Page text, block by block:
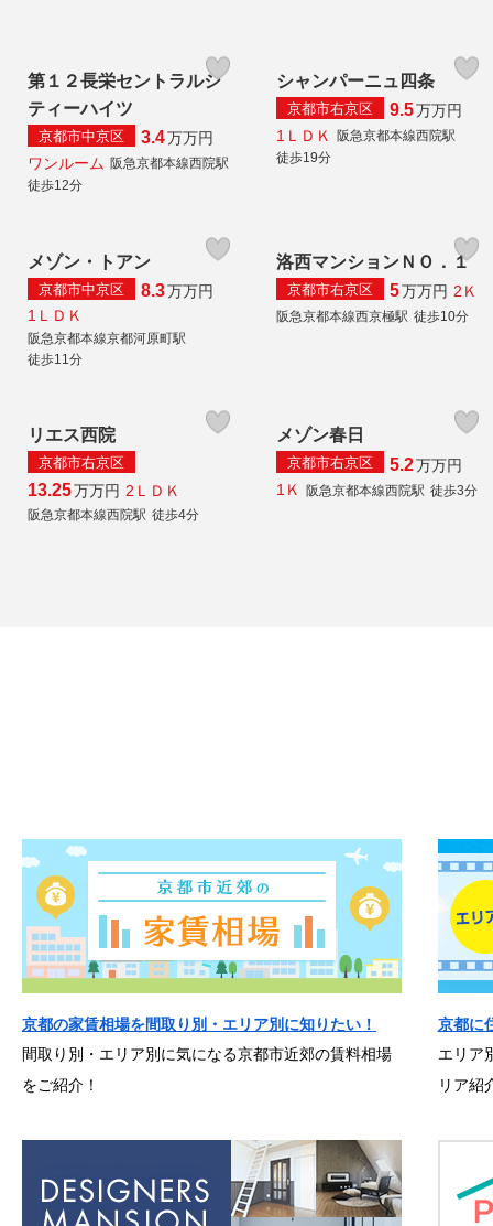
第１２長栄セントラルシ
ティーハイツ
京都市中京区 3.4万万円
ワンルーム 阪急京都本線西院駅
徒歩12分
シャンパーニュ四条
京都市右京区 9.5万万円
1ＬＤＫ
阪急京都本線西院駅
徒歩19分
メゾン・トアン
京都市中京区 8.3万万円
1ＬＤＫ
阪急京都本線京都河原町駅
徒歩11分
洛西マンションＮＯ．１
京都市右京区 5万万円 2Ｋ
阪急京都本線西京極駅 徒歩10分
リエス西院
京都市右京区
13.25万万円 2ＬＤＫ
阪急京都本線西院駅 徒歩4分
メゾン春日
京都市右京区 5.2万万円
1Ｋ
阪急京都本線西院駅 徒歩3分
京都の家賃相場を間取り別・エリア別に知りたい！
間取り別・エリア別に気になる京都市近郊の賃料相場
をご紹介！
京都に
エリア
リア紹